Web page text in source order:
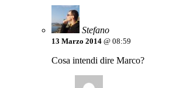
Stefano
13 Marzo 2014 @ 08:59
Cosa intendi dire Marco?